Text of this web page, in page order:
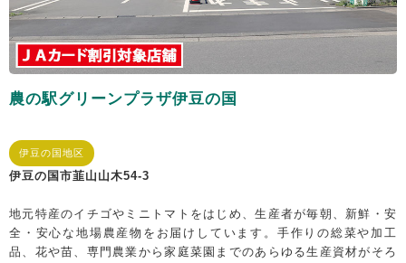
農の駅グリーンプラザ伊豆の国
伊豆の国地区
伊豆の国市韮山山木54-3
地元特産のイチゴやミニトマトをはじめ、生産者が毎朝、新鮮・安
全・安心な地場農産物をお届けしています。手作りの総菜や加工
品、花や苗、専門農業から家庭菜園までのあらゆる生産資材がそろ